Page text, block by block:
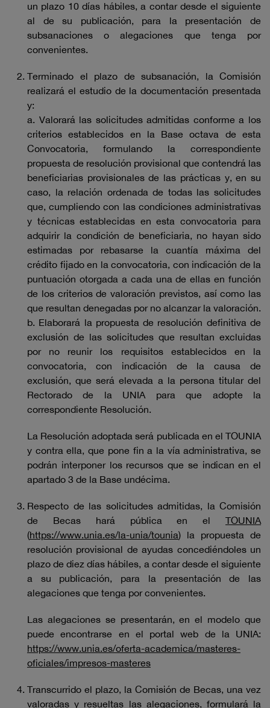
un plazo 10 días hábiles, a contar desde el siguiente
al de su publicación, para la presentación de
subsanaciones o alegaciones que tenga por
convenientes.
Terminado el plazo de subsanación, la Comisión
realizará el estudio de la documentación presentada
y:
a. Valorará las solicitudes admitidas conforme a los
criterios establecidos en la Base octava de esta
Convocatoria, formulando la correspondiente
propuesta de resolución provisional que contendrá las
beneficiarias provisionales de las prácticas y, en su
caso, la relación ordenada de todas las solicitudes
que, cumpliendo con las condiciones administrativas
y técnicas establecidas en esta convocatoria para
adquirir la condición de beneficiaria, no hayan sido
estimadas por rebasarse la cuantía máxima del
crédito fijado en la convocatoria, con indicación de la
puntuación otorgada a cada una de ellas en función
de los criterios de valoración previstos, así como las
que resultan denegadas por no alcanzar la valoración.
b. Elaborará la propuesta de resolución definitiva de
exclusión de las solicitudes que resultan excluidas
por no reunir los requisitos establecidos en la
convocatoria, con indicación de la causa de
exclusión, que será elevada a la persona titular del
Rectorado de la UNIA para que adopte la
correspondiente Resolución.
La Resolución adoptada será publicada en el TOUNIA
y contra ella, que pone fin a la vía administrativa, se
podrán interponer los recursos que se indican en el
apartado 3 de la Base undécima.
Respecto de las solicitudes admitidas, la Comisión
de Becas hará pública en el TOUNIA
(https://www.unia.es/la-unia/tounia) la propuesta de
resolución provisional de ayudas concediéndoles un
plazo de diez días hábiles, a contar desde el siguiente
a su publicación, para la presentación de las
alegaciones que tenga por convenientes.
Las alegaciones se presentarán, en el modelo que
puede encontrarse en el portal web de la UNIA:
https://www.unia.es/oferta-academica/masteres-
oficiales/impresos-masteres
Transcurrido el plazo, la Comisión de Becas, una vez
valoradas y resueltas las alegaciones, formulará la